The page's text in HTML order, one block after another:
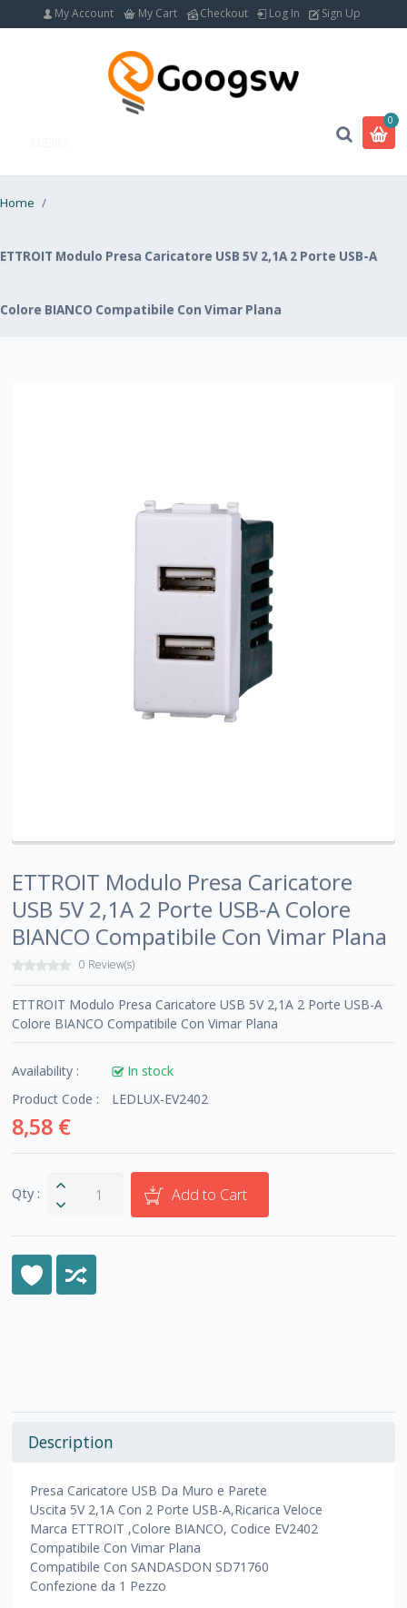
My Account My Cart Checkout Log In Sign Up
0
Home /
ETTROIT Modulo Presa Caricatore USB 5V 2,1A 2 Porte USB-A
Colore BIANCO Compatibile Con Vimar Plana
ETTROIT Modulo Presa Caricatore
USB 5V 2,1A 2 Porte USB-A Colore
BIANCO Compatibile Con Vimar Plana
0 Review(s)
ETTROIT Modulo Presa Caricatore USB 5V 2,1A 2 Porte USB-A
Colore BIANCO Compatibile Con Vimar Plana
Availability :
In stock
Product Code :
LEDLUX-EV2402
8,58 €
Qty : Add to Cart
Description
Presa Caricatore USB Da Muro e Parete
Uscita 5V 2,1A Con 2 Porte USB-A,Ricarica Veloce
Marca ETTROIT ,Colore BIANCO, Codice EV2402
Compatibile Con Vimar Plana
Compatibile Con SANDASDON SD71760
Confezione da 1 Pezzo